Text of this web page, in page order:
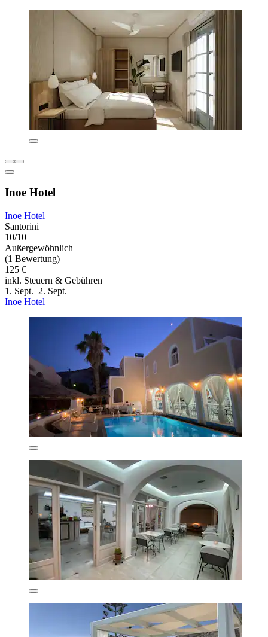
Inoe Hotel
Inoe Hotel
Santorini
10/10
Außergewöhnlich
(1 Bewertung)
125 €
inkl. Steuern & Gebühren
1. Sept.–2. Sept.
Inoe Hotel